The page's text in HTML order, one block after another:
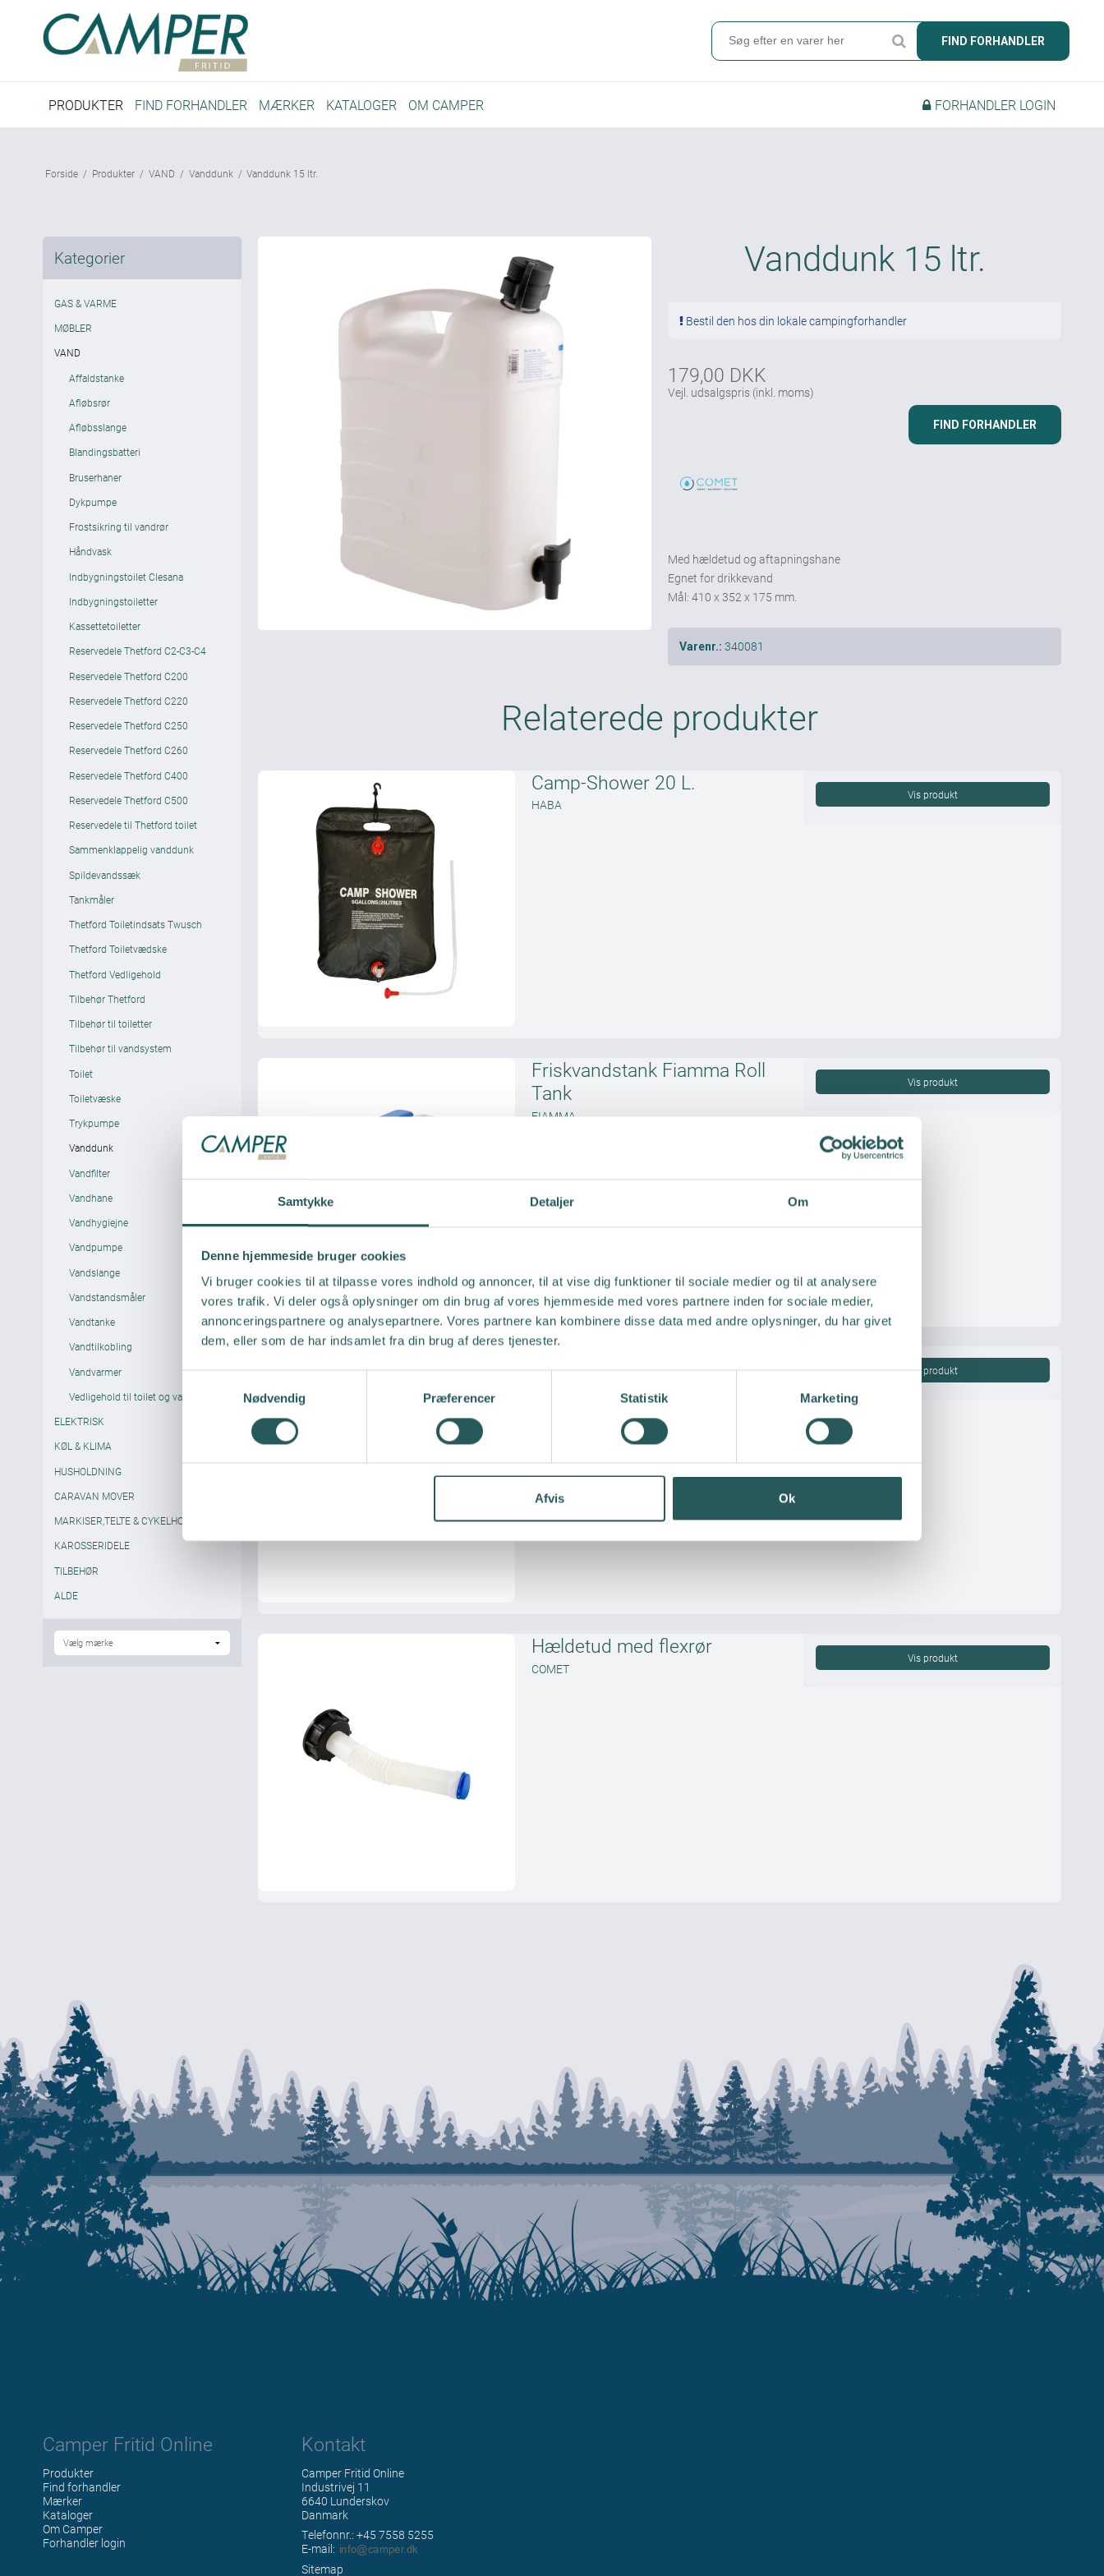
Samtykke Detaljer Om
Denne hjemmeside bruger cookies
Vi bruger cookies til at tilpasse vores indhold og annoncer, til at vise dig funktioner til sociale medier og til at analysere
vores trafik. Vi deler også oplysninger om din brug af vores hjemmeside med vores partnere inden for sociale medier,
annonceringspartnere og analysepartnere. Vores partnere kan kombinere disse data med andre oplysninger, du har givet
dem, eller som de har indsamlet fra din brug af deres tjenester.
a
e
v
Nødvendig Præferencer Statistik Marketing
Afvis Ok
FIND FORHANDLER
PRODUKTER FIND FORHANDLER MÆRKER KATALOGER OM CAMPER FORHANDLER LOGIN
Søg
Forhandler login
Forside / Produkter / VAND / Vanddunk / Vanddunk 15 ltr.
Kategorier
GAS & VARME
MØBLER
VAND
Affaldstanke
Afløbsrør
Afløbsslange
Blandingsbatteri
Bruserhaner
Dykpumpe
Frostsikring til vandrør
Håndvask
Indbygningstoilet Clesana
Indbygningstoiletter
Kassettetoiletter
Reservedele Thetford C2-C3-C4
Reservedele Thetford C200
Reservedele Thetford C220
Reservedele Thetford C250
Reservedele Thetford C260
Reservedele Thetford C400
Reservedele Thetford C500
Reservedele til Thetford toilet
Sammenklappelig vanddunk
Spildevandssæk
Tankmåler
Thetford Toiletindsats Twusch
Thetford Toiletvædske
Thetford Vedligehold
Tilbehør Thetford
Tilbehør til toiletter
Tilbehør til vandsystem
Toilet
Toiletvæske
Trykpumpe
Vanddunk
Vandfilter
Vandhane
Vandhygiejne
Vandpumpe
Vandslange
Vandstandsmåler
Vandtanke
Vandtilkobling
Vandvarmer
Vedligehold til toilet og vand
ELEKTRISK
KØL & KLIMA
HUSHOLDNING
CARAVAN MOVER
MARKISER,TELTE & CYKELHOLDERE
KAROSSERIDELE
TILBEHØR
ALDE
Vanddunk 15 ltr.
Bestil den hos din lokale campingforhandler
179,00 DKK
Vejl. udsalgspris (inkl. moms)
FIND FORHANDLER
Med hældetud og aftapningshane
Egnet for drikkevand
Mål: 410 x 352 x 175 mm.
Varenr.: 340081
Relaterede produkter
Camp-Shower 20 L.
HABA
Vis produkt
Friskvandstank Fiamma Roll
Tank
FIAMMA
Vis produkt
Vis produkt
Hældetud med flexrør
COMET
Vis produkt
Camper Fritid Online
Produkter
Find forhandler
Mærker
Kataloger
Om Camper
Forhandler login
Kontakt
Camper Fritid Online
Industrivej 11
6640 Lunderskov
Danmark
Telefonnr.: +45 7558 5255
E-mail:
Sitemap